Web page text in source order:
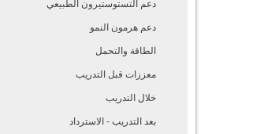
دعم التستوستيرون الطبيعي
دعم هرمون النمو
الطاقة والتحمل
معززات قبل التدريب
خلال التدريب
بعد التدريب - الاسترداد